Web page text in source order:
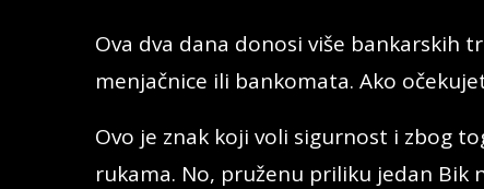
Ova dva dana donosi više bankarskih
menjačnice ili bankomata. Ako
Ovo je znak koji voli sigurnost i zbog
rukama. No, pruženu priliku jedan